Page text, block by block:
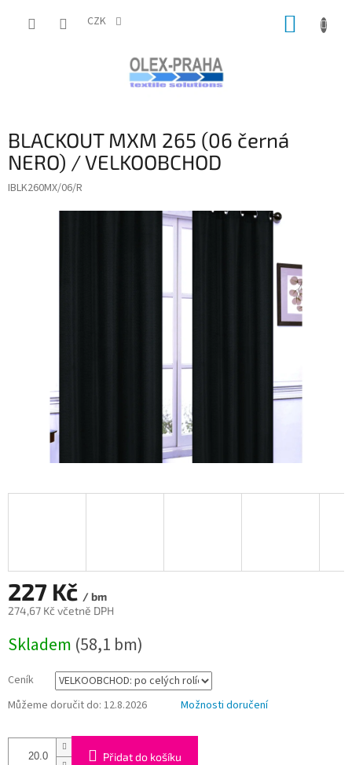
CZK
BLACKOUT MXM 265 (06 černá
NERO) / VELKOOBCHOD
IBLK260MX/06/R
227 Kč / bm
274,67 Kč včetně DPH
cena:
Skladem (58,1 bm)
Ceník
Můžeme doručit do: 12.8.2026 Možnosti doručení
Přidat do košíku